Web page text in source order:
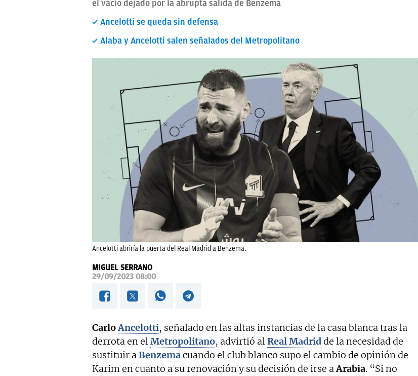
el vacío dejado por la abrupta salida de Benzema
Ancelotti se queda sin defensa
Alaba y Ancelotti salen señalados del Metropolitano
Ancelotti abriría la puerta del Real Madrid a Benzema.
MIGUEL SERRANO
29/09/2023 08:00
CarloAncelotti, señalado en las altas instancias de la casa blanca tras la
derrota en elMetropolitano, advirtió alReal Madridde la necesidad de
sustituir aBenzemacuando el club blanco supo el cambio de opinión de
Karim en cuanto a su renovación y su decisión de irse aArabia. “Si no